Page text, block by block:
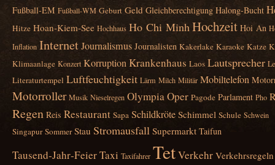
Fußball‑EM Fußball‑WM Geburt Geld Gleichberechtigung Halong‑Bucht
Hitze Hoan‑Kiem‑See Hochhaus Ho Chi MinhHochzeit Hoi An
Inflation InternetJournalismus Journalisten Kakerlake Karaoke Katze
Klimaanlage Konzert KorruptionKrankenhaus Laos Lautsprecher
Literaturtempel Luftfeuchtigkeit Lärm Milch Militär Mobiltelefon
Motorroller Musik Nieselregen OlympiaOper Pagode Parlament Pho
Regen Reis Restaurant Sapa Schildkröte Schimmel Schule Schwein
Singapur Sommer Stau Stromausfall Supermarkt Taifun
Tausend‑Jahr‑FeierTaxi Taxifahrer TetVerkehr Verkehrsregeln